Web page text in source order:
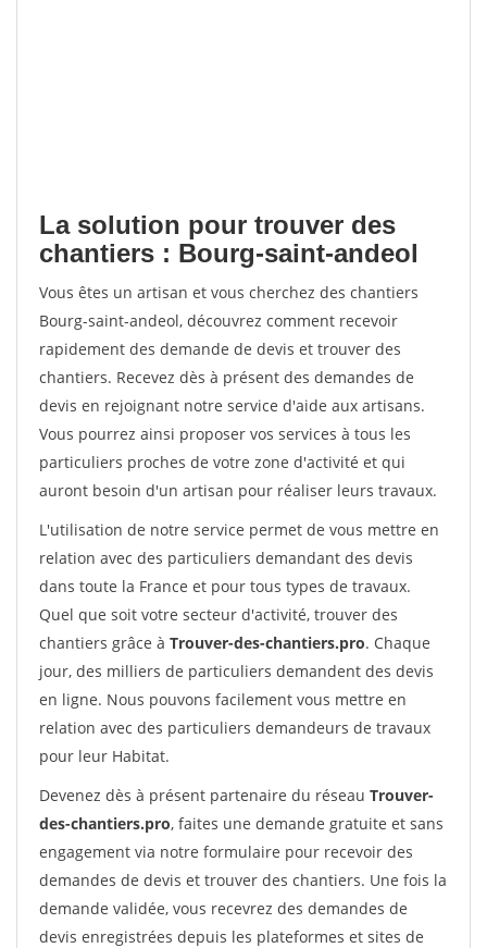
La solution pour trouver des
chantiers : Bourg-saint-andeol
Vous êtes un artisan et vous cherchez des chantiers
Bourg-saint-andeol, découvrez comment recevoir
rapidement des demande de devis et trouver des
chantiers. Recevez dès à présent des demandes de
devis en rejoignant notre service d'aide aux artisans.
Vous pourrez ainsi proposer vos services à tous les
particuliers proches de votre zone d'activité et qui
auront besoin d'un artisan pour réaliser leurs travaux.
L'utilisation de notre service permet de vous mettre en
relation avec des particuliers demandant des devis
dans toute la France et pour tous types de travaux.
Quel que soit votre secteur d'activité, trouver des
chantiers grâce à Trouver-des-chantiers.pro. Chaque
jour, des milliers de particuliers demandent des devis
en ligne. Nous pouvons facilement vous mettre en
relation avec des particuliers demandeurs de travaux
pour leur Habitat.
Devenez dès à présent partenaire du réseau Trouver-
des-chantiers.pro, faites une demande gratuite et sans
engagement via notre formulaire pour recevoir des
demandes de devis et trouver des chantiers. Une fois la
demande validée, vous recevrez des demandes de
devis enregistrées depuis les plateformes et sites de